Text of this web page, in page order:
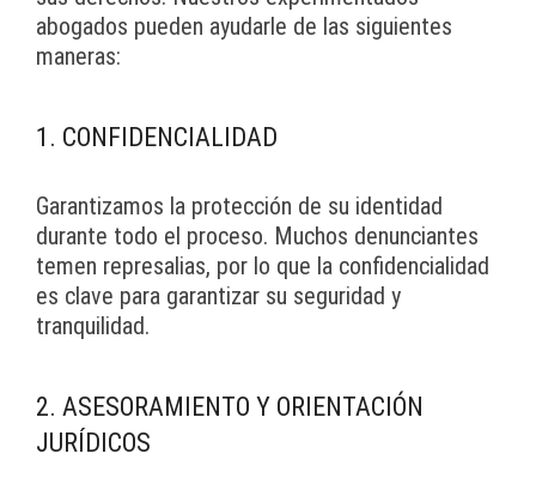
abogados pueden ayudarle de las siguientes
maneras:
1. CONFIDENCIALIDAD
Garantizamos la protección de su identidad
durante todo el proceso. Muchos denunciantes
temen represalias, por lo que la confidencialidad
es clave para garantizar su seguridad y
tranquilidad.
2. ASESORAMIENTO Y ORIENTACIÓN
JURÍDICOS